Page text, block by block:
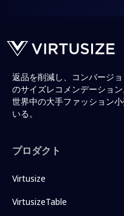
返品を削減し、コンバージ
のサイズレコメンデーション
世界中の大手ファッション
いる。
プロダクト
Virtusize
VirtusizeTable